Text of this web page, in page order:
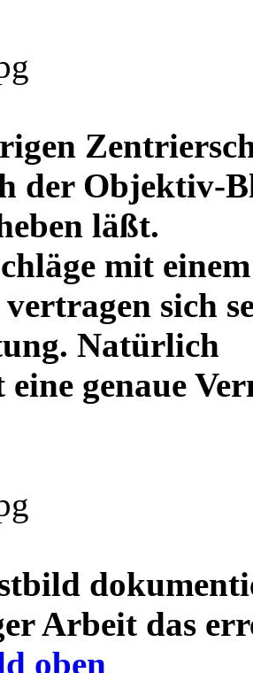
der Objektiv-
läßt.
mit
sich
Natürlich
eine genaue
Arbeit das
oben